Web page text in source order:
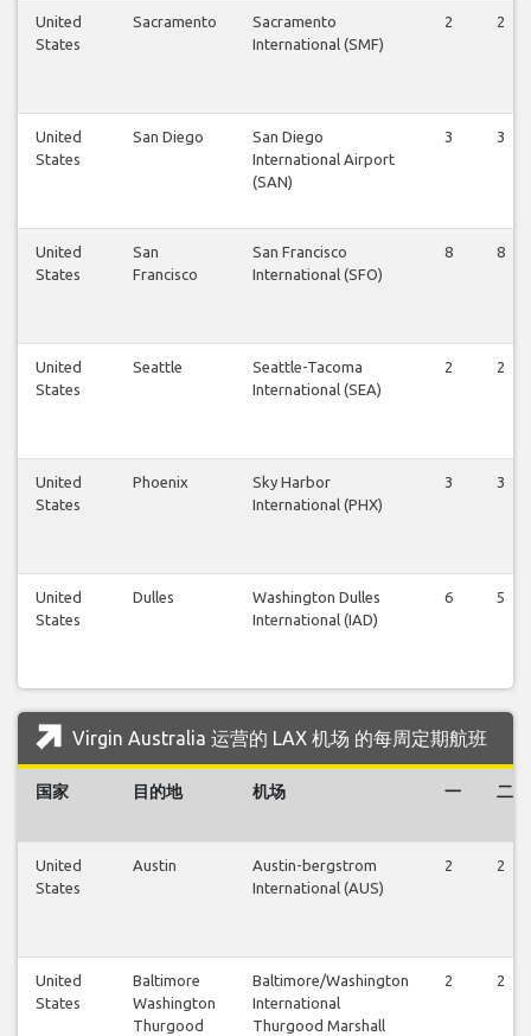
United
States
Sacramento
Sacramento
International (SMF)
2 2
United
States
San Diego
San Diego
International Airport
(SAN)
3 3
United
States
San
Francisco
San Francisco
International (SFO)
8 8
United
States
Seattle
Seattle-Tacoma
International (SEA)
2 2
United
States
Phoenix
Sky Harbor
International (PHX)
3 3
United
States
Dulles
Washington Dulles
International (IAD)
6 5
Virgin Australia 运营的 LAX 机场 的每周定期航班
国家 目的地 机场 一 二
United
States
Austin
Austin-bergstrom
International (AUS)
2 2
United
States
Baltimore
Washington
Thurgood
Baltimore/Washington
International
Thurgood Marshall
2 2